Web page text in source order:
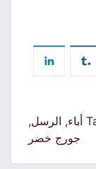
أباء,الرسل,
جورج خضر